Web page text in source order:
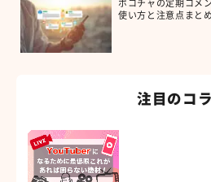
ポコチャの定期コメ
使い方と注意点まとめ
注目のコ